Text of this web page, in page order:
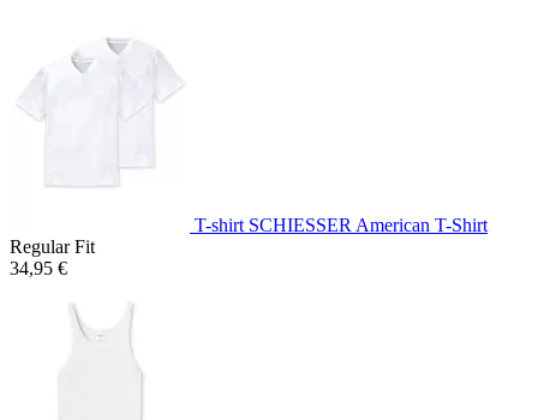
T-shirt SCHIESSER American T-Shirt
Regular Fit
34,95 €